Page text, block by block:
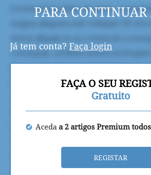
PARA
Já tem conta? Faça login
FAÇA O SEU
Gratuito
Aceda a 2 artigos Premium
REGISTAR